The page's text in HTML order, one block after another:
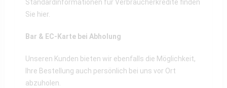
Standardinformationen für Verbraucherkredite finden
Sie hier.
Bar & EC-Karte bei Abholung
Unseren Kunden bieten wir ebenfalls die Möglichkeit,
Ihre Bestellung auch persönlich bei uns vor Ort
abzuholen.